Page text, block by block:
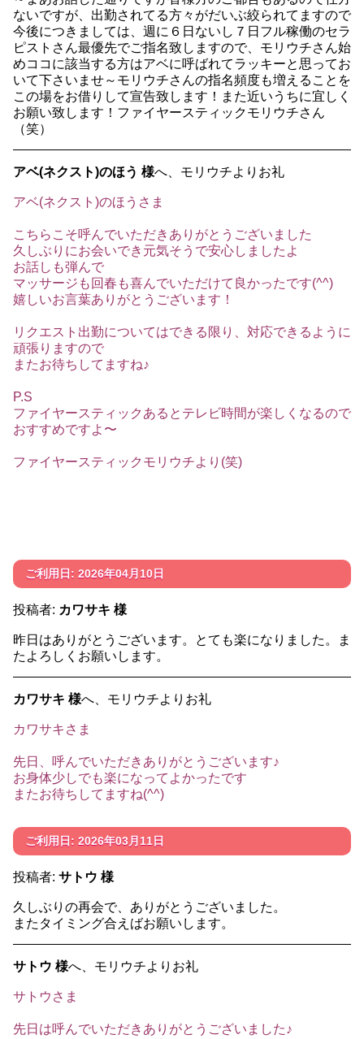
ないですが、出勤されてる方々がだいぶ絞られてますので
今後につきましては、週に６日ないし７日フル稼働のセラ
ピストさん最優先でご指名致しますので、モリウチさん始
めココに該当する方はアベに呼ばれてラッキーと思ってお
いて下さいませ～モリウチさんの指名頻度も増えることを
この場をお借りして宣告致します！また近いうちに宜しく
お願い致します！ファイヤースティックモリウチさん
（笑）
アベ(ネクスト)のほう 様へ、モリウチよりお礼
アベ(ネクスト)のほうさま
こちらこそ呼んでいただきありがとうございました
久しぶりにお会いでき元気そうで安心しましたよ
お話しも弾んで
マッサージも回春も喜んでいただけて良かったです(^^)
嬉しいお言葉ありがとうございます！
リクエスト出勤についてはできる限り、対応できるように
頑張りますので
またお待ちしてますね♪
P.S
ファイヤースティックあるとテレビ時間が楽しくなるので
おすすめですよ〜
ファイヤースティックモリウチより(笑)
ご利用日: 2026年04月10日
投稿者: カワサキ 様
昨日はありがとうございます。とても楽になりました。ま
たよろしくお願いします。
カワサキ 様へ、モリウチよりお礼
カワサキさま
先日、呼んでいただきありがとうございます♪
お身体少しでも楽になってよかったです
またお待ちしてますね(^^)
ご利用日: 2026年03月11日
投稿者: サトウ 様
久しぶりの再会で、ありがとうございました。
またタイミング合えばお願いします。
サトウ 様へ、モリウチよりお礼
サトウさま
先日は呼んでいただきありがとうございました♪